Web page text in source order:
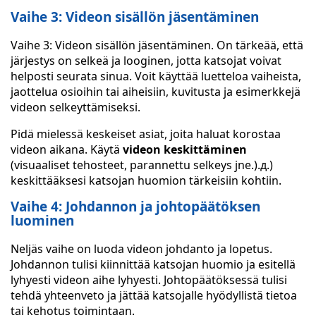
Vaihe 3: Videon sisällön jäsentäminen
Vaihe 3: Videon sisällön jäsentäminen. On tärkeää, että
järjestys on selkeä ja looginen, jotta katsojat voivat
helposti seurata sinua. Voit käyttää luetteloa vaiheista,
jaottelua osioihin tai aiheisiin, kuvitusta ja esimerkkejä
videon selkeyttämiseksi.
Pidä mielessä keskeiset asiat, joita haluat korostaa
videon aikana. Käytä videon keskittäminen
(visuaaliset tehosteet, parannettu selkeys jne.).д.)
keskittääksesi katsojan huomion tärkeisiin kohtiin.
Vaihe 4: Johdannon ja johtopäätöksen
luominen
Neljäs vaihe on luoda videon johdanto ja lopetus.
Johdannon tulisi kiinnittää katsojan huomio ja esitellä
lyhyesti videon aihe lyhyesti. Johtopäätöksessä tulisi
tehdä yhteenveto ja jättää katsojalle hyödyllistä tietoa
tai kehotus toimintaan.